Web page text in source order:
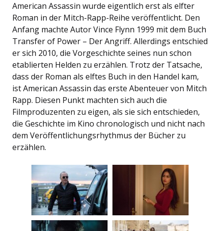
American Assassin wurde eigentlich erst als elfter
Roman in der Mitch-Rapp-Reihe veröffentlicht. Den
Anfang machte Autor Vince Flynn 1999 mit dem Buch
Transfer of Power – Der Angriff. Allerdings entschied
er sich 2010, die Vorgeschichte seines nun schon
etablierten Helden zu erzählen. Trotz der Tatsache,
dass der Roman als elftes Buch in den Handel kam,
ist American Assassin das erste Abenteuer von Mitch
Rapp. Diesen Punkt machten sich auch die
Filmproduzenten zu eigen, als sie sich entschieden,
die Geschichte im Kino chronologisch und nicht nach
dem Veröffentlichungsrhythmus der Bücher zu
erzählen.